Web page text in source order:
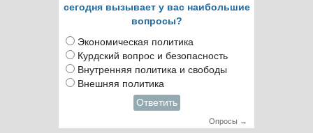
сегодня вызывает у вас наибольшие
вопросы?
Экономическая политика
Курдский вопрос и безопасность
Внутренняя политика и свободы
Внешняя политика
Ответить
Опросы →